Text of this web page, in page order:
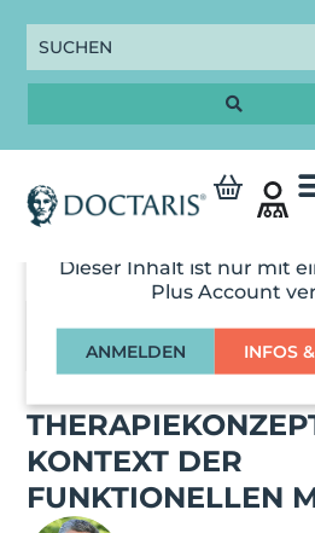
Dieser Inhalt ist nur mit
Plus Account
ANMELDEN INFOS
KONTEXT DER
FUNKTIONELLEN